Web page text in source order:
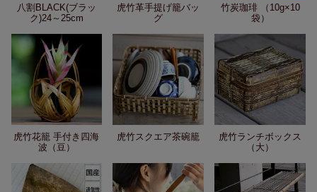
八割BLACK(ブラッ
ク)24～25cm
虎竹革手提げ籠バッ
グ
竹炭珈琲 （10g×10
袋）
虎竹花籠 手付き四海
波（豆）
虎竹スクエア茶碗籠
虎竹ランチボックス
（大）